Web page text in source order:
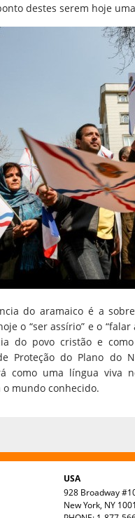
destes serem hoje
do aramaico é a
o “ser assírio” e o
do povo cristão e
Proteção do Plano do
como uma língua viva
o mundo conhecido.
USA
928 Broadway
New York, NY